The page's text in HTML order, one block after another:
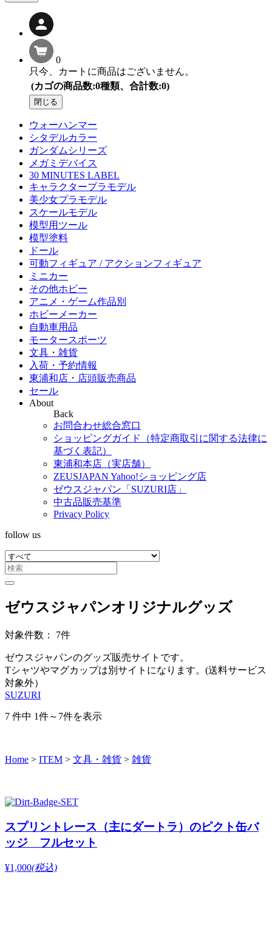
0
只今、カートに商品はございません。
(カゴの商品数:0種類、合計数:0)
閉じる
ウォーハンマー
シタデルカラー
ガンダムシリーズ
メガミデバイス
30 MINUTES LABEL
キャラクタープラモデル
美少女プラモデル
スケールモデル
模型用ツール
模型塗料
ドール
可動フィギュア / アクションフィギュア
ミニカー
その他ホビー
アニメ・ゲーム作品別
ホビーメーカー
自動車用品
モータースポーツ
文具・雑貨
入荷・予約情報
東浦和店・店頭販売商品
セール
About
Back
お問合わせ総合窓口
ショッピングガイド（特定商取引に関する法律に
基づく表記）
東浦和本店（実店舗）
ZEUSJAPAN Yahoo!ショッピング店
ゼウスジャパン「SUZURI店」
中古品販売基準
Privacy Policy
follow us
ゼウスジャパンオリジナルグッズ
対象件数： 7件
ゼウスジャパンのグッズ販売サイトです。
Tシャツやマグカップは別サイトになります。(送料サービス
対象外）
SUZURI
7 件中 1件～7件を表示
Home > ITEM > 文具・雑貨 > 雑貨
スプリントレース（主にダートラ）のピクト缶バ
ッジ フルセット
¥1,000(税込)